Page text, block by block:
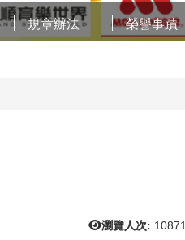
規章辦法 榮譽事蹟
瀏覽人次: 10871